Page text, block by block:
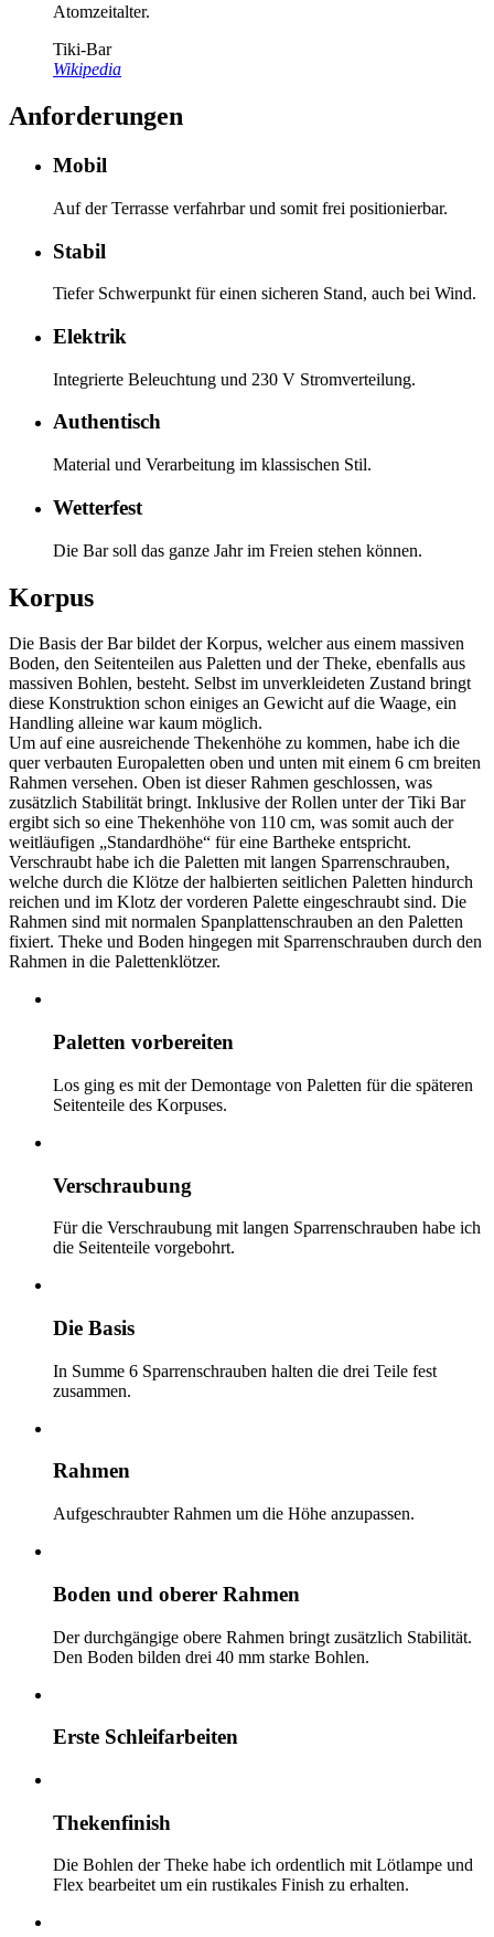
Atomzeitalter.
Tiki-Bar
Wikipedia
Anforderungen
Mobil
Auf der Terrasse verfahrbar und somit frei positionierbar.
Stabil
Tiefer Schwerpunkt für einen sicheren Stand, auch bei Wind.
Elektrik
Integrierte Beleuchtung und 230 V Stromverteilung.
Authentisch
Material und Verarbeitung im klassischen Stil.
Wetterfest
Die Bar soll das ganze Jahr im Freien stehen können.
Korpus
Die Basis der Bar bildet der Korpus, welcher aus einem massiven
Boden, den Seitenteilen aus Paletten und der Theke, ebenfalls aus
massiven Bohlen, besteht. Selbst im unverkleideten Zustand bringt
diese Konstruktion schon einiges an Gewicht auf die Waage, ein
Handling alleine war kaum möglich.
Um auf eine ausreichende Thekenhöhe zu kommen, habe ich die
quer verbauten Europaletten oben und unten mit einem 6 cm breiten
Rahmen versehen. Oben ist dieser Rahmen geschlossen, was
zusätzlich Stabilität bringt. Inklusive der Rollen unter der Tiki Bar
ergibt sich so eine Thekenhöhe von 110 cm, was somit auch der
weitläufigen „Standardhöhe“ für eine Bartheke entspricht.
Verschraubt habe ich die Paletten mit langen Sparrenschrauben,
welche durch die Klötze der halbierten seitlichen Paletten hindurch
reichen und im Klotz der vorderen Palette eingeschraubt sind. Die
Rahmen sind mit normalen Spanplattenschrauben an den Paletten
fixiert. Theke und Boden hingegen mit Sparrenschrauben durch den
Rahmen in die Palettenklötzer.
Paletten vorbereiten
Los ging es mit der Demontage von Paletten für die späteren
Seitenteile des Korpuses.
Verschraubung
Für die Verschraubung mit langen Sparrenschrauben habe ich
die Seitenteile vorgebohrt.
Die Basis
In Summe 6 Sparrenschrauben halten die drei Teile fest
zusammen.
Rahmen
Aufgeschraubter Rahmen um die Höhe anzupassen.
Boden und oberer Rahmen
Der durchgängige obere Rahmen bringt zusätzlich Stabilität.
Den Boden bilden drei 40 mm starke Bohlen.
Erste Schleifarbeiten
Thekenfinish
Die Bohlen der Theke habe ich ordentlich mit Lötlampe und
Flex bearbeitet um ein rustikales Finish zu erhalten.